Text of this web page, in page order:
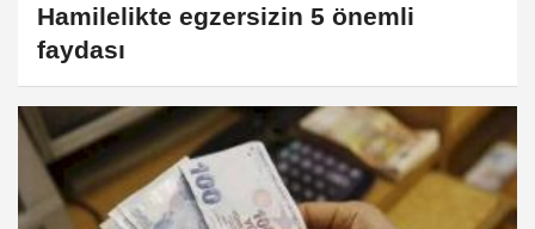
Hamilelikte egzersizin 5 önemli
faydası